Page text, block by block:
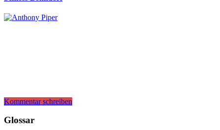
Kommentar schreiben
Glossar